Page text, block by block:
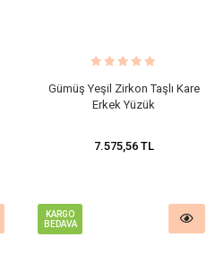
Gümüş Yeşil Zirkon Taşlı Kare
Erkek Yüzük
7.575,56 TL
KARGO
BEDAVA